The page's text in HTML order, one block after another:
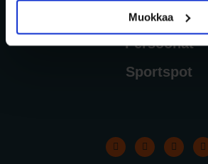
Muokkaa
Palvelut
Persoonat
Sportspot